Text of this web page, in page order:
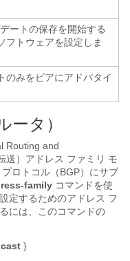
ートの保存を開始する
フトウェアを設定しま
のみをピアにアドバタイ
ータ）
Routing and
送）アドレス ファミリ モ
ロトコル（BGP）にサブ
family コマンドを使
定するためのアドレス フ
には、このコマンドの
}